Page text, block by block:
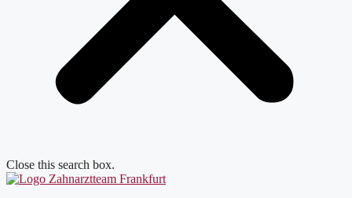
Close this search box.